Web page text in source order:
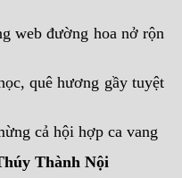
hoa nở rộn
gầy tuyệt
hợp ca vang
Nội